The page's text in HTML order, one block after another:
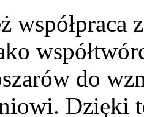
do
Dzięki